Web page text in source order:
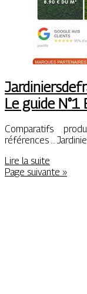
Le guide
Comparatifs
références …
Lire la suite
Page suivante »